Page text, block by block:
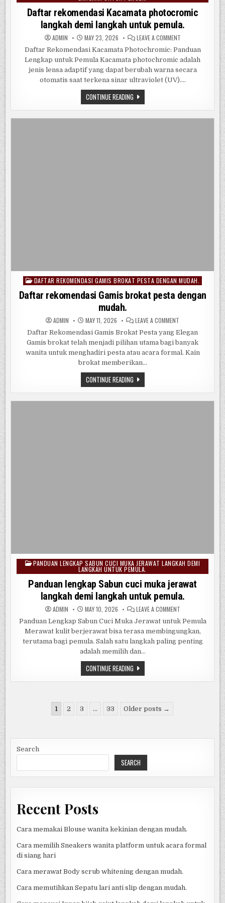
in
Daftar rekomendasi Kacamata photocromic
langkah demi langkah untuk pemula.
ADMIN MAY 23, 2026 LEAVE A COMMENTON
REKOMENDASI
KACAMATA
PHOTOCROMIC
LANGKAH
DEMI
LANGKAH
Daftar Rekomendasi Kacamata Photochromic: Panduan
Lengkap untuk Pemula Kacamata photochromic adalah
jenis lensa adaptif yang dapat berubah warna secara
otomatis saat terkena sinar ultraviolet (UV)….
CONTINUE READINGDAFTAR
REKOMENDASI
KACAMATA
PHOTOCROMIC
Posted
in
DAFTAR REKOMENDASI GAMIS BROKAT PESTA DENGAN MUDAH.
Daftar rekomendasi Gamis brokat pesta dengan
mudah.
ADMIN MAY 11, 2026 LEAVE A COMMENT
REKOMENDASI
GAMIS
BROKAT
PESTA
DENGAN
Daftar Rekomendasi Gamis Brokat Pesta yang Elegan
Gamis brokat telah menjadi pilihan utama bagi banyak
wanita untuk menghadiri pesta atau acara formal. Kain
brokat memberikan…
CONTINUE READINGDAFTAR
REKOMENDASI
GAMIS
BROKAT
Posted
in
PANDUAN LENGKAP SABUN CUCI MUKA JERAWAT LANGKAH DEMI
LANGKAH UNTUK PEMULA.
Panduan lengkap Sabun cuci muka jerawat
langkah demi langkah untuk pemula.
ADMIN MAY 10, 2026 LEAVE A COMMENTON
LENGKAP
SABUN
CUCI
MUKA
JERAWAT
Panduan Lengkap Sabun Cuci Muka Jerawat untuk Pemula
Merawat kulit berjerawat bisa terasa membingungkan,
terutama bagi pemula. Salah satu langkah paling penting
adalah memilih dan…
CONTINUE READINGPANDUAN
LENGKAP
SABUN
LANGKAH
DEMI
1 2 3 … 33 Older posts →
Search
SEARCH
Recent Posts
Cara memakai Blouse wanita kekinian dengan mudah.
Cara memilih Sneakers wanita platform untuk acara formal
di siang hari
Cara merawat Body scrub whitening dengan mudah.
Cara memutihkan Sepatu lari anti slip dengan mudah.